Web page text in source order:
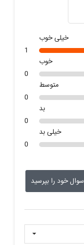
خیلی خوب
1
خوب
0
متوسط
0
بد
0
خیلی بد
0
سوال خود را بپرسید